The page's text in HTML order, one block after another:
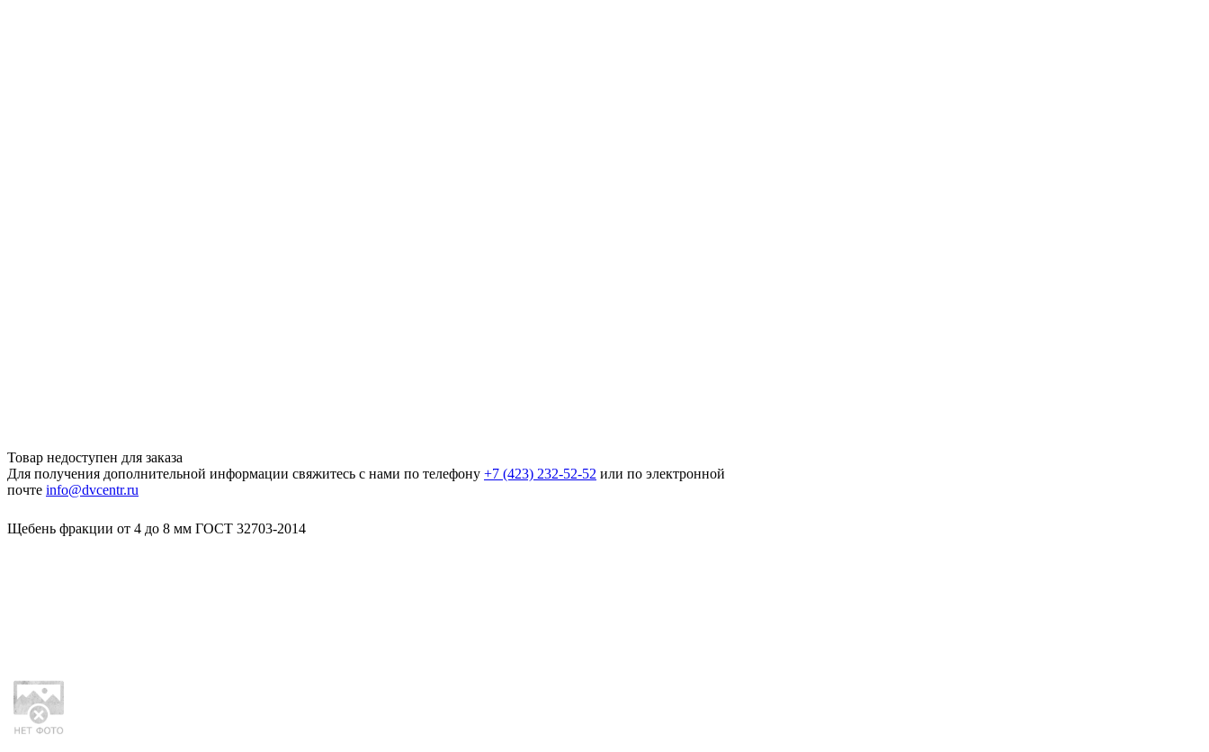
Товар недоступен для заказа
Для получения дополнительной информации свяжитесь с нами по телефону +7 (423) 232-52-52 или по электронной
почте info@dvcentr.ru
Щебень фракции от 4 до 8 мм ГОСТ 32703-2014